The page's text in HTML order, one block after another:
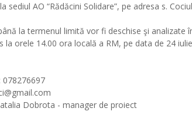
sediul AO “Rădăcini Solidare”, pe adresa s.
la termenul limită vor fi deschise şi analizate
orele 14.00 ora locală a RM, pe data de 24 iulie
Dobrota - manager de proiect